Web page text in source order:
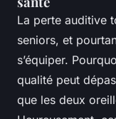
La perte auditive
seniors, et
s’équiper.
qualité peut
que les deux